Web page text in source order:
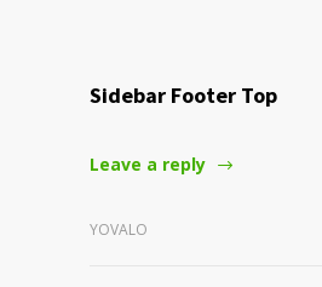
Sidebar Footer Top
Leave a reply
YOVALO